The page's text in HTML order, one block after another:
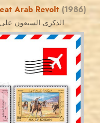
Arab Revolt (1986)
الذكرى السبعون على